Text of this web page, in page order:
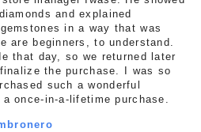
and explained
in a way that was
are beginners, to understand.
that day, so we returned later
the purchase. I was so
such a wonderful
a once-in-a-lifetime purchase.